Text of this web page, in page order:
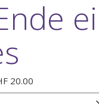
20.00
CHF 15.00